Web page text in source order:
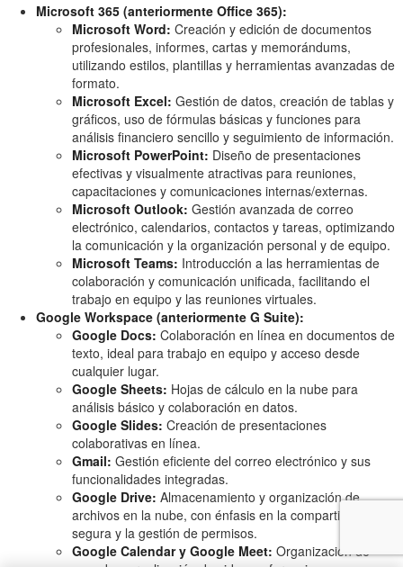
Microsoft 365 (anteriormente Office 365):
Microsoft Word: Creación y edición de documentos
profesionales, informes, cartas y memorándums,
utilizando estilos, plantillas y herramientas avanzadas de
formato.
Microsoft Excel: Gestión de datos, creación de tablas y
gráficos, uso de fórmulas básicas y funciones para
análisis financiero sencillo y seguimiento de información.
Microsoft PowerPoint: Diseño de presentaciones
efectivas y visualmente atractivas para reuniones,
capacitaciones y comunicaciones internas/externas.
Microsoft Outlook: Gestión avanzada de correo
electrónico, calendarios, contactos y tareas, optimizando
la comunicación y la organización personal y de equipo.
Microsoft Teams: Introducción a las herramientas de
colaboración y comunicación unificada, facilitando el
trabajo en equipo y las reuniones virtuales.
Google Workspace (anteriormente G Suite):
Google Docs: Colaboración en línea en documentos de
texto, ideal para trabajo en equipo y acceso desde
cualquier lugar.
Google Sheets: Hojas de cálculo en la nube para
análisis básico y colaboración en datos.
Google Slides: Creación de presentaciones
colaborativas en línea.
Gmail: Gestión eficiente del correo electrónico y sus
funcionalidades integradas.
Google Drive: Almacenamiento y organización de
archivos en la nube, con énfasis en la compartición
segura y la gestión de permisos.
Google Calendar y Google Meet: Organización de